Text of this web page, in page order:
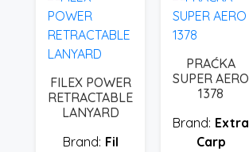
više
varijanti.
Opcije
biti
izabrane
stranici
FILEX POWER
RETRACTABLE
LANYARD
Fil
PRAĆKA
SUPER AERO
1378
Extra
Carp